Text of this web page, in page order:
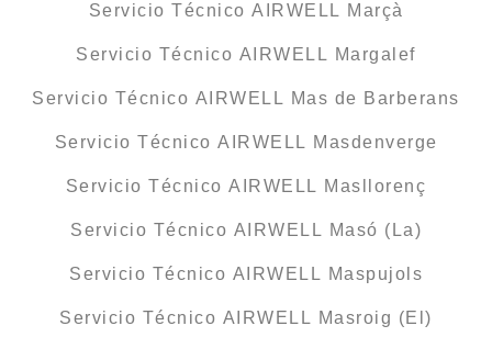
Servicio Técnico AIRWELL Marçà
Servicio Técnico AIRWELL Margalef
Servicio Técnico AIRWELL Mas de Barberans
Servicio Técnico AIRWELL Masdenverge
Servicio Técnico AIRWELL Masllorenç
Servicio Técnico AIRWELL Masó (La)
Servicio Técnico AIRWELL Maspujols
Servicio Técnico AIRWELL Masroig (El)